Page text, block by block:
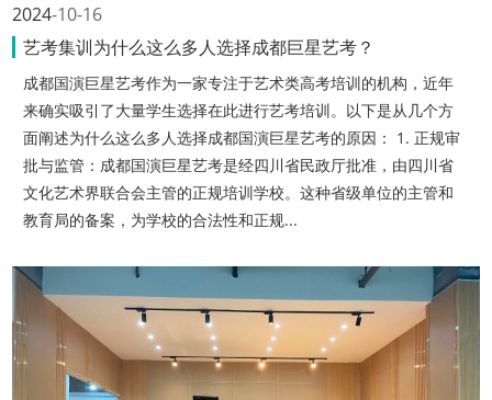
10-16
2024
艺考集训为什么这么多人选择成都巨星艺考？
成都国演巨星艺考作为一家专注于艺术类高考培训的机构，近年
来确实吸引了大量学生选择在此进行艺考培训。以下是从几个方
面阐述为什么这么多人选择成都国演巨星艺考的原因： 1. 正规审
批与监管：成都国演巨星艺考是经四川省民政厅批准，由四川省
文化艺术界联合会主管的正规培训学校。这种省级单位的主管和
教育局的备案，为学校的合法性和正规...